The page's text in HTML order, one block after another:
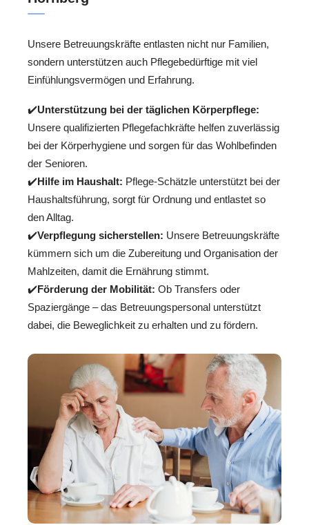
Unsere Betreuungskräfte entlasten nicht nur Familien,
sondern unterstützen auch Pflegebedürftige mit viel
Einfühlungsvermögen und Erfahrung.
✔️Unterstützung bei der täglichen Körperpflege:
Unsere qualifizierten Pflegefachkräfte helfen zuverlässig
bei der Körperhygiene und sorgen für das Wohlbefinden
der Senioren.
✔️Hilfe im Haushalt: Pflege-Schätzle unterstützt bei der
Haushaltsführung, sorgt für Ordnung und entlastet so
den Alltag.
✔️Verpflegung sicherstellen: Unsere Betreuungskräfte
kümmern sich um die Zubereitung und Organisation der
Mahlzeiten, damit die Ernährung stimmt.
✔️Förderung der Mobilität: Ob Transfers oder
Spaziergänge – das Betreuungspersonal unterstützt
dabei, die Beweglichkeit zu erhalten und zu fördern.